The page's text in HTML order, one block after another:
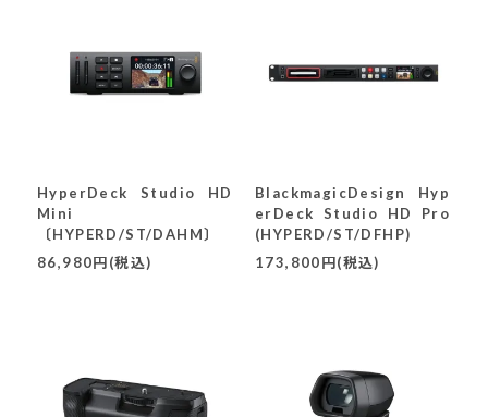
HyperDeck Studio HD
Mini
〔HYPERD/ST/DAHM〕
86,980円(税込)
BlackmagicDesign Hyp
erDeck Studio HD Pro
(HYPERD/ST/DFHP)
173,800円(税込)